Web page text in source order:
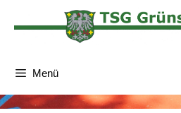
springen
Menü